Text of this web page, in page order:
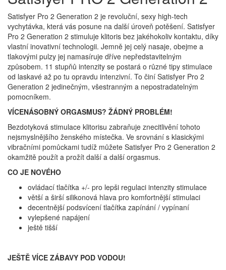
Satisfyer Pro 2 Generation 2 je revoluční, sexy high-tech
vychytávka, která vás posune na další úroveň potěšení. Satisfyer
Pro 2 Generation 2 stimuluje klitoris bez jakéhokoliv kontaktu, díky
vlastní inovativní technologii. Jemně jej celý nasaje, obejme a
tlakovými pulzy jej namasíruje dříve nepředstavitelným
způsobem. 11 stupňů intenzity se postará o různé tipy stimulace
od laskavé až po tu opravdu intenzivní. To činí Satisfyer Pro 2
Generation 2 jedinečným, všestranným a nepostradatelným
pomocníkem.
VÍCENÁSOBNÝ ORGASMUS? ŽÁDNÝ PROBLÉM!
Bezdotyková stimulace klitorisu zabraňuje znecitlivění tohoto
nejsmyslnějšího ženského místečka. Ve srovnání s klasickými
vibračními pomůckami tudíž můžete Satisfyer Pro 2 Generation 2
okamžitě použít a prožít další a další orgasmus.
CO JE NOVÉHO
ovládací tlačítka +/- pro lepši regulaci intenzity stimulace
větší a širší silikonová hlava pro komfortnější stimulaci
decentnější podsvícení tlačítka zapínání / vypínaní
vylepšené napájení
ještě tišší
JEŠTĚ VÍCE ZÁBAVY POD VODOU!